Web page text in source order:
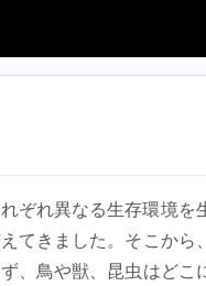
ぞれ異なる生存環境
てきました。そこから
、鳥や獣、昆虫はどこ